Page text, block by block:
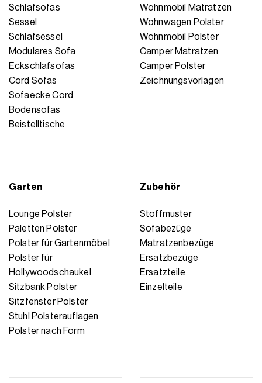
Schlafsofas
Sessel
Schlafsessel
Modulares Sofa
Eckschlafsofas
Cord Sofas
Sofaecke Cord
Bodensofas
Beistelltische
Wohnmobil Matratzen
Wohnwagen Polster
Wohnmobil Polster
Camper Matratzen
Camper Polster
Zeichnungsvorlagen
Garten
Lounge Polster
Paletten Polster
Polster für Gartenmöbel
Polster für
Hollywoodschaukel
Sitzbank Polster
Sitzfenster Polster
Stuhl Polsterauflagen
Polster nach Form
Zubehör
Stoffmuster
Sofabezüge
Matratzenbezüge
Ersatzbezüge
Ersatzteile
Einzelteile